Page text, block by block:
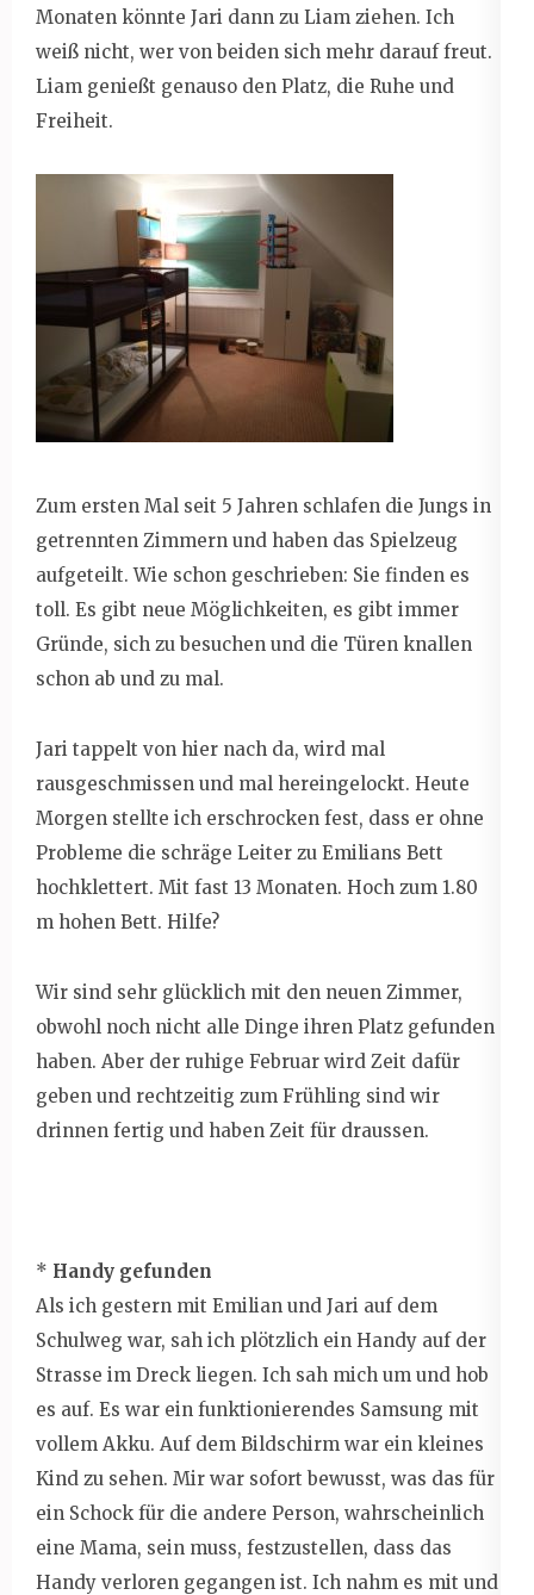
Monaten könnte Jari dann zu Liam ziehen. Ich
weiß nicht, wer von beiden sich mehr darauf freut.
Liam genießt genauso den Platz, die Ruhe und
Freiheit.
Zum ersten Mal seit 5 Jahren schlafen die Jungs in
getrennten Zimmern und haben das Spielzeug
aufgeteilt. Wie schon geschrieben: Sie finden es
toll. Es gibt neue Möglichkeiten, es gibt immer
Gründe, sich zu besuchen und die Türen knallen
schon ab und zu mal.
Jari tappelt von hier nach da, wird mal
rausgeschmissen und mal hereingelockt. Heute
Morgen stellte ich erschrocken fest, dass er ohne
Probleme die schräge Leiter zu Emilians Bett
hochklettert. Mit fast 13 Monaten. Hoch zum 1.80
m hohen Bett. Hilfe?
Wir sind sehr glücklich mit den neuen Zimmer,
obwohl noch nicht alle Dinge ihren Platz gefunden
haben. Aber der ruhige Februar wird Zeit dafür
geben und rechtzeitig zum Frühling sind wir
drinnen fertig und haben Zeit für draussen.
* Handy gefunden
Als ich gestern mit Emilian und Jari auf dem
Schulweg war, sah ich plötzlich ein Handy auf der
Strasse im Dreck liegen. Ich sah mich um und hob
es auf. Es war ein funktionierendes Samsung mit
vollem Akku. Auf dem Bildschirm war ein kleines
Kind zu sehen. Mir war sofort bewusst, was das für
ein Schock für die andere Person, wahrscheinlich
eine Mama, sein muss, festzustellen, dass das
Handy verloren gegangen ist. Ich nahm es mit und